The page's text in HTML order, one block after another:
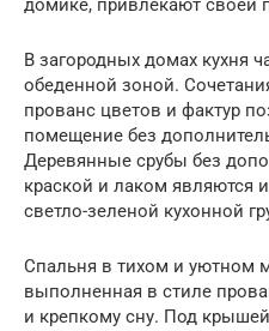
домике, привлекают своей
В загородных домах кухня
обеденной зоной.
прованс цветов и фактур
помещение без
Деревянные срубы без
краской и лаком являются
светло-зеленой кухонной
Спальня в тихом и уютном
выполненная в стиле
и крепкому сну. Под